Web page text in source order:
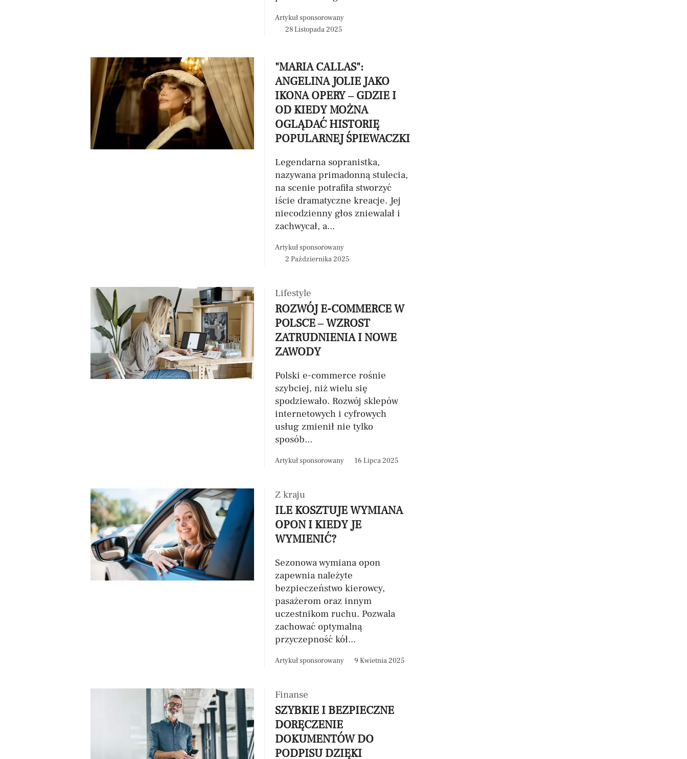
Artykuł sponsorowany
28 Listopada 2025
"MARIA CALLAS":
ANGELINA JOLIE JAKO
IKONA OPERY – GDZIE I
OD KIEDY MOŻNA
OGLĄDAĆ HISTORIĘ
POPULARNEJ ŚPIEWACZKI
Legendarna sopranistka,
nazywana primadonną stulecia,
na scenie potrafiła stworzyć
iście dramatyczne kreacje. Jej
niecodzienny głos zniewalał i
zachwycał, a...
Artykuł sponsorowany
2 Października 2025
Lifestyle
ROZWÓJ E-COMMERCE W
POLSCE – WZROST
ZATRUDNIENIA I NOWE
ZAWODY
Polski e-commerce rośnie
szybciej, niż wielu się
spodziewało. Rozwój sklepów
internetowych i cyfrowych
usług zmienił nie tylko
sposób...
Artykuł sponsorowany 16 Lipca 2025
Z kraju
ILE KOSZTUJE WYMIANA
OPON I KIEDY JE
WYMIENIĆ?
Sezonowa wymiana opon
zapewnia należyte
bezpieczeństwo kierowcy,
pasażerom oraz innym
uczestnikom ruchu. Pozwala
zachować optymalną
przyczepność kół...
Artykuł sponsorowany 9 Kwietnia 2025
Finanse
SZYBKIE I BEZPIECZNE
DORĘCZENIE
DOKUMENTÓW DO
PODPISU DZIĘKI